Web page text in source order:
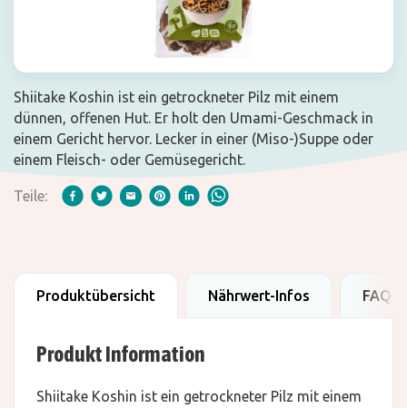
Shiitake Koshin ist ein getrockneter Pilz mit einem
dünnen, offenen Hut. Er holt den Umami-Geschmack in
einem Gericht hervor. Lecker in einer (Miso-)Suppe oder
einem Fleisch- oder Gemüsegericht.
Teile:
Produktübersicht Nährwert-Infos FAQ
Produkt Information
Shiitake Koshin ist ein getrockneter Pilz mit einem